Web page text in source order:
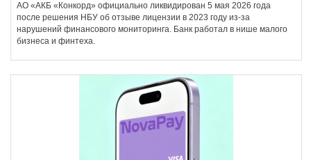
АО «АКБ «Конкорд» официально ликвидирован 5 мая 2026 года
после решения НБУ об отзыве лицензии в 2023 году из-за
нарушений финансового мониторинга. Банк работал в нише малого
бизнеса и финтеха.